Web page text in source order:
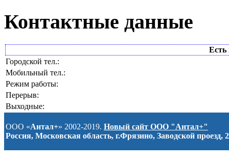
Контактные данные
Есть
Городской тел.:
Мобильный тел.:
Режим работы:
Перерыв:
Выходные:
ООО «Антал+» 2002-2019. Новый сайт ООО "Антал+"
Россия, Московская область, г.Фрязино, Заводской проезд, 2